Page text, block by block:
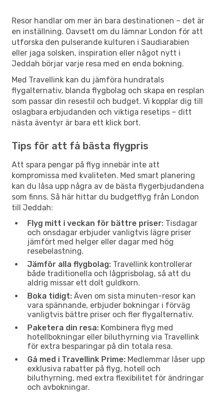
Resor handlar om mer än bara destinationen – det är
en inställning. Oavsett om du lämnar London för att
utforska den pulserande kulturen i Saudiarabien
eller jaga solsken, inspiration eller något nytt i
Jeddah börjar varje resa med en enda bokning.
Med Travellink kan du jämföra hundratals
flygalternativ, blanda flygbolag och skapa en resplan
som passar din resestil och budget. Vi kopplar dig till
oslagbara erbjudanden och viktiga resetips – ditt
nästa äventyr är bara ett klick bort.
Tips för att få bästa flygpris
Att spara pengar på flyg innebär inte att
kompromissa med kvaliteten. Med smart planering
kan du låsa upp några av de bästa flygerbjudandena
som finns. Så här hittar du budgetflyg från London
till Jeddah:
Flyg mitt i veckan för bättre priser: Tisdagar
och onsdagar erbjuder vanligtvis lägre priser
jämfört med helger eller dagar med hög
resebelastning.
Jämför alla flygbolag: Travellink kontrollerar
både traditionella och lågprisbolag, så att du
aldrig missar ett dolt guldkorn.
Boka tidigt: Även om sista minuten-resor kan
vara spännande, erbjuder bokningar i förväg
vanligtvis bättre priser och fler flygalternativ.
Paketera din resa: Kombinera flyg med
hotellbokningar eller biluthyrning via Travellink
för extra besparingar på din totala resa.
Gå med i Travellink Prime: Medlemmar låser upp
exklusiva rabatter på flyg, hotell och
biluthyrning, med extra flexibilitet för ändringar
och avbokningar.